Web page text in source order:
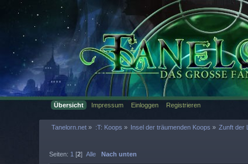
Übersicht Impressum Einloggen Registrieren
Tanelorn.net » :T: Koops » Insel der träumenden Koops » Zunft der
Seiten: 1 [2]Alle Nach unten